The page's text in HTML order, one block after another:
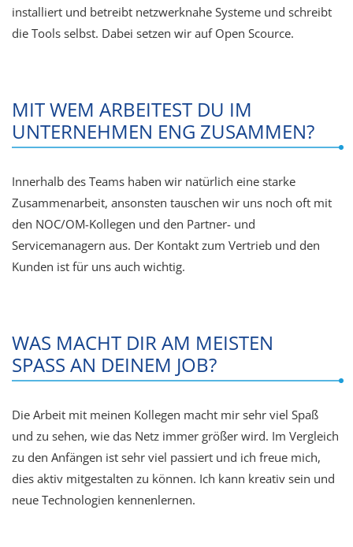
installiert und betreibt netzwerknahe Systeme und schreibt
die Tools selbst. Dabei setzen wir auf Open Scource.
MIT WEM ARBEITEST DU IM
UNTERNEHMEN ENG ZUSAMMEN?
Innerhalb des Teams haben wir natürlich eine starke
Zusammenarbeit, ansonsten tauschen wir uns noch oft mit
den NOC/OM-Kollegen und den Partner- und
Servicemanagern aus. Der Kontakt zum Vertrieb und den
Kunden ist für uns auch wichtig.
WAS MACHT DIR AM MEISTEN
SPASS AN DEINEM JOB?
Die Arbeit mit meinen Kollegen macht mir sehr viel Spaß
und zu sehen, wie das Netz immer größer wird. Im Vergleich
zu den Anfängen ist sehr viel passiert und ich freue mich,
dies aktiv mitgestalten zu können. Ich kann kreativ sein und
neue Technologien kennenlernen.